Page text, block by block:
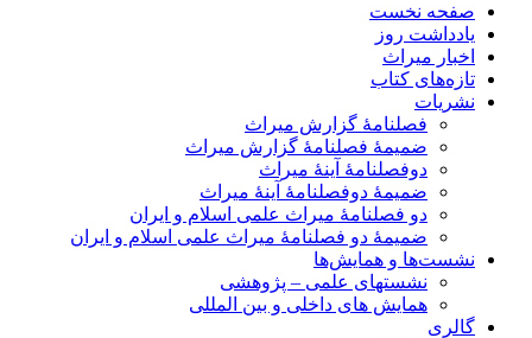
صفحه نخست
یادداشت روز
اخبار میراث
تازه‌های کتاب
نشریات
فصلنامۀ گزارش میراث
ضمیمۀ فصلنامۀ گزارش میراث
دوفصلنامۀ آینۀ میراث
ضمیمۀ دوفصلنامۀ آینۀ میراث
دو فصلنامۀ میراث علمی اسلام و ایران
ضمیمۀ دو فصلنامۀ میراث علمی اسلام و ایران
نشست‌ها و همایش‌ها
نشستهای علمی – پژوهشی
همایش های داخلی و بین المللی
گالری